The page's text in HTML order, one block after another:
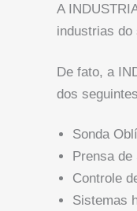
A
industrias do
De fato, a
dos
Sonda
Prensa
Controle
Sistemas